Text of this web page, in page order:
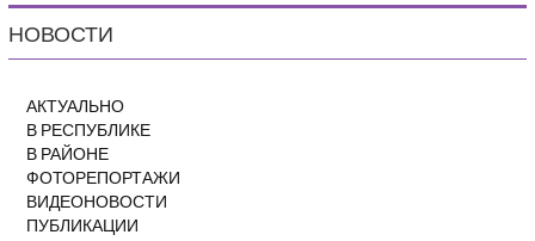
НОВОСТИ
АКТУАЛЬНО
В РЕСПУБЛИКЕ
В РАЙОНЕ
ФОТОРЕПОРТАЖИ
ВИДЕОНОВОСТИ
ПУБЛИКАЦИИ